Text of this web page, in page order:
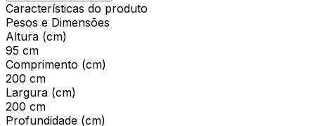
Características do produto
Pesos e Dimensões
Altura (cm)
95 cm
Comprimento (cm)
200 cm
Largura (cm)
200 cm
Profundidade (cm)